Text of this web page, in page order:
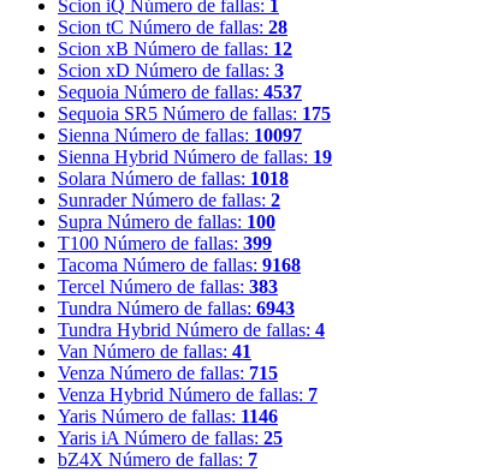
Scion iQ Número de fallas: 1
Scion tC Número de fallas: 28
Scion xB Número de fallas: 12
Scion xD Número de fallas: 3
Sequoia Número de fallas: 4537
Sequoia SR5 Número de fallas: 175
Sienna Número de fallas: 10097
Sienna Hybrid Número de fallas: 19
Solara Número de fallas: 1018
Sunrader Número de fallas: 2
Supra Número de fallas: 100
T100 Número de fallas: 399
Tacoma Número de fallas: 9168
Tercel Número de fallas: 383
Tundra Número de fallas: 6943
Tundra Hybrid Número de fallas: 4
Van Número de fallas: 41
Venza Número de fallas: 715
Venza Hybrid Número de fallas: 7
Yaris Número de fallas: 1146
Yaris iA Número de fallas: 25
bZ4X Número de fallas: 7